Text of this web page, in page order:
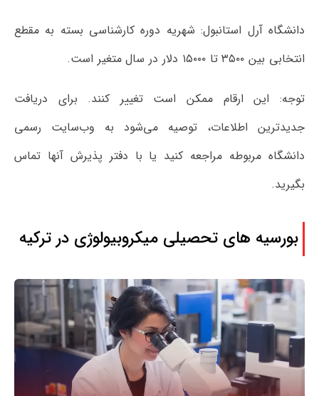
دانشگاه آرل استانبول: شهریه دوره کارشناسی بسته به مقطع
انتخابی بین ۳۵۰۰ تا ۱۵۰۰۰ دلار در سال متغیر است.
توجه: این ارقام ممکن است تغییر کنند. برای دریافت
جدیدترین اطلاعات، توصیه می‌شود به وب‌سایت رسمی
دانشگاه مربوطه مراجعه کنید یا با دفتر پذیرش آنها تماس
بگیرید.
بورسیه های تحصیلی میکروبیولوژی در ترکیه